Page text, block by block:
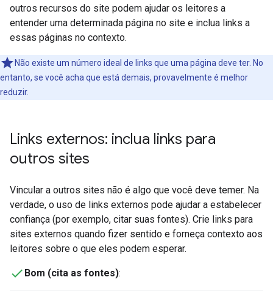
outros recursos do site podem ajudar os leitores a
entender uma determinada página no site e inclua links a
essas páginas no contexto.
Não existe um número ideal de links que uma página deve ter. No
entanto, se você acha que está demais, provavelmente é melhor
reduzir.
Links externos: inclua links para
outros sites
Vincular a outros sites não é algo que você deve temer. Na
verdade, o uso de links externos pode ajudar a estabelecer
confiança (por exemplo, citar suas fontes). Crie links para
sites externos quando fizer sentido e forneça contexto aos
leitores sobre o que eles podem esperar.
Bom (cita as fontes):